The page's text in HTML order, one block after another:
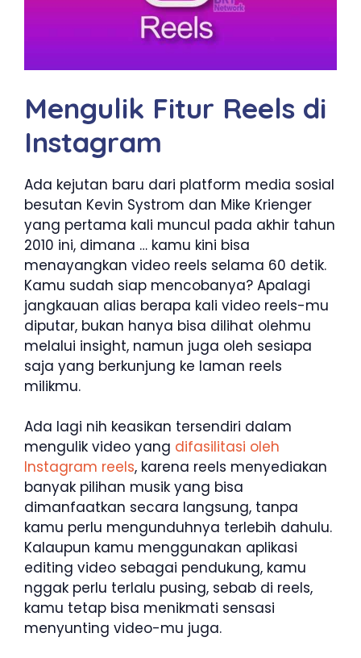
Mengulik Fitur Reels di
Instagram
Ada kejutan baru dari platform media sosial
besutan Kevin Systrom dan Mike Krienger
yang pertama kali muncul pada akhir tahun
2010 ini, dimana … kamu kini bisa
menayangkan video reels selama 60 detik.
Kamu sudah siap mencobanya? Apalagi
jangkauan alias berapa kali video reels-mu
diputar, bukan hanya bisa dilihat olehmu
melalui insight, namun juga oleh sesiapa
saja yang berkunjung ke laman reels
milikmu.
Ada lagi nih keasikan tersendiri dalam
mengulik video yang difasilitasi oleh
Instagram reels, karena reels menyediakan
banyak pilihan musik yang bisa
dimanfaatkan secara langsung, tanpa
kamu perlu mengunduhnya terlebih dahulu.
Kalaupun kamu menggunakan aplikasi
editing video sebagai pendukung, kamu
nggak perlu terlalu pusing, sebab di reels,
kamu tetap bisa menikmati sensasi
menyunting video-mu juga.